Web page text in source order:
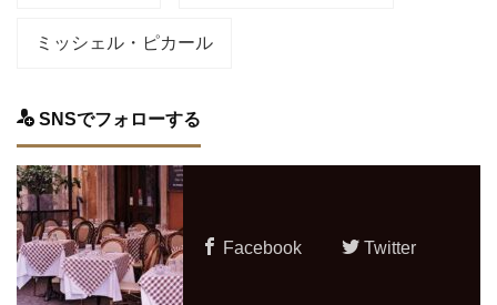
ミッシェル・ピカール
SNSでフォローする
Facebook Twitter